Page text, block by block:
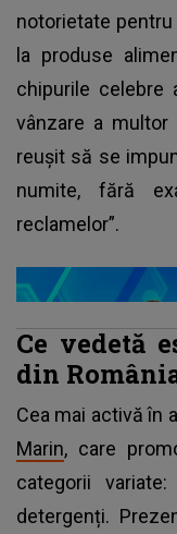
notorietate pentru
la produse
chipurile celebre
vânzare a
reușit să se
numite, fără
reclamelor”.
Ce vedetă
din
Cea mai activă în
Marin, care
categorii
detergenți.